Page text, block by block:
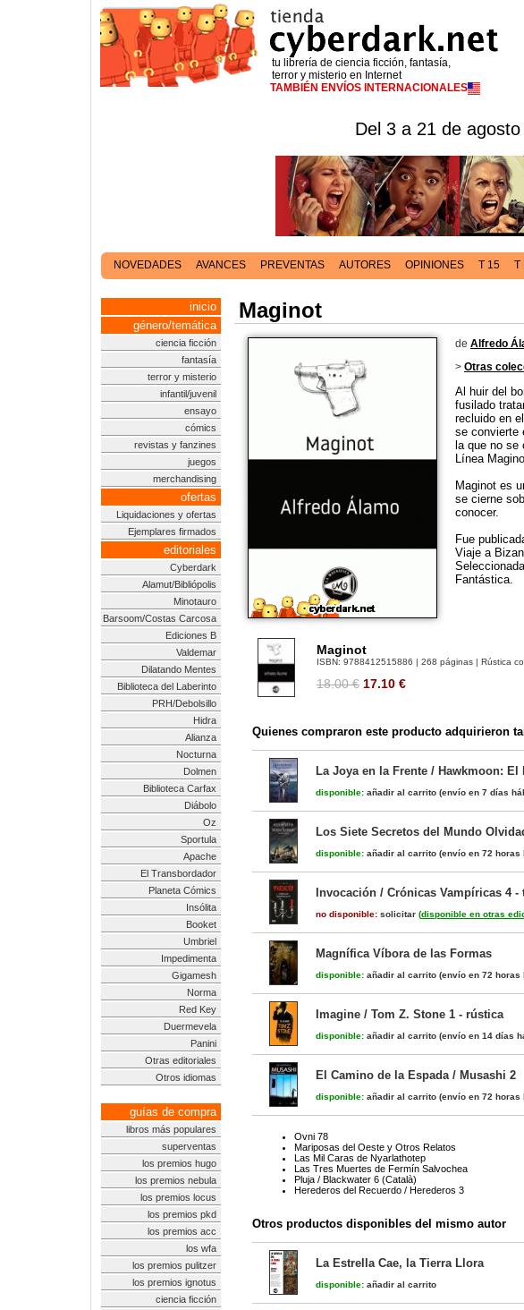
tu librería de ciencia ficción, fantasía,
terror y misterio en Internet
TAMBIÉN ENVÍOS INTERNACIONALES
Del 3 a 21 de
NOVEDADES AVANCES PREVENTAS AUTORES OPINIONES T 15 T
inicio
género/temática
ciencia ficción
fantasía
terror y misterio
infantil/juvenil
ensayo
cómics
revistas y fanzines
juegos
merchandising
ofertas
Liquidaciones y ofertas
Ejemplares firmados
editoriales
Cyberdark
Alamut/Bibliópolis
Minotauro
Barsoom/Costas Carcosa
Ediciones B
Valdemar
Dilatando Mentes
Biblioteca del Laberinto
PRH/Debolsillo
Hidra
Alianza
Nocturna
Dolmen
Biblioteca Carfax
Diábolo
Oz
Sportula
Apache
El Transbordador
Planeta Cómics
Insólita
Booket
Umbriel
Impedimenta
Gigamesh
Norma
Red Key
Duermevela
Panini
Otras editoriales
Otros idiomas
guías de compra
libros más populares
superventas
los premios hugo
los premios nebula
los premios locus
los premios pkd
los premios acc
los wfa
los premios pulitzer
los premios ignotus
ciencia ficción
Maginot
de Alfredo
> Otras
Al huir del
fusilado
recluido en
se convierte
la que no
Línea
Maginot es
se cierne
conocer.
Fue
Viaje a
Fantástica.
Maginot
ISBN: 9788412515886 | 268 páginas | Rústica
18.00 € 17.10 €
Quienes compraron este producto adquirieron
La Joya en la Frente / Hawkmoon: El
disponible: añadir al carrito (envío en 7 días
Los Siete Secretos del Mundo
disponible: añadir al carrito (envío en 72 horas
Invocación / Crónicas Vampíricas 4 -
no disponible: solicitar (disponible en otras
Magnífica Víbora de las Formas
disponible: añadir al carrito (envío en 72 horas
Imagine / Tom Z. Stone 1 - rústica
disponible: añadir al carrito (envío en 14 días
El Camino de la Espada / Musashi 2
disponible: añadir al carrito (envío en 72 horas
Ovni 78
Mariposas del Oeste y Otros Relatos
Las Mil Caras de Nyarlathotep
Las Tres Muertes de Fermín Salvochea
Pluja / Blackwater 6 (Català)
Herederos del Recuerdo / Herederos 3
Otros productos disponibles del mismo autor
La Estrella Cae, la Tierra Llora
disponible: añadir al carrito